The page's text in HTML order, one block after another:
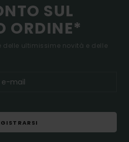
SUL
ORDINE*
delle ultimissime novità e delle